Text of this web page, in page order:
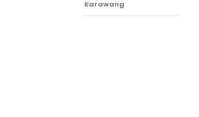
Karawang